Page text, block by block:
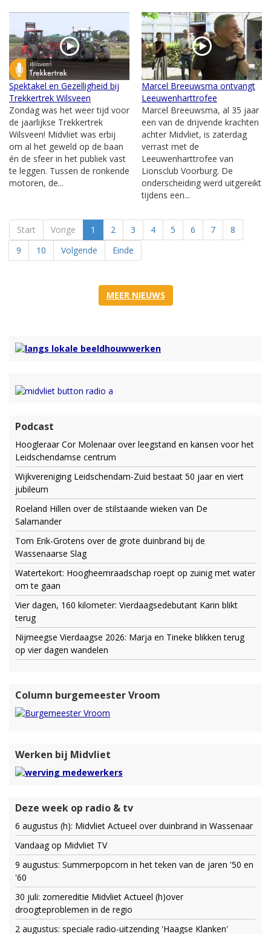
Spektakel en Gezelligheid bij
Trekkertrek Wilsveen
Zondag was het weer tijd voor
de jaarlijkse Trekkertrek
Wilsveen! Midvliet was erbij
om al het geweld op de baan
én de sfeer in het publiek vast
te leggen. Tussen de ronkende
motoren, de...
Marcel Breeuwsma ontvangt
Leeuwenharttrofee
Marcel Breeuwsma, al 35 jaar
een van de drijvende krachten
achter Midvliet, is zaterdag
verrast met de
Leeuwenharttrofee van
Lionsclub Voorburg. De
onderscheiding werd uitgereikt
tijdens een...
Start Vorige 1 2 3 4 5 6 7
8
9
10 Volgende Einde
MEER NIEUWS
Podcast
Hoogleraar Cor Molenaar over leegstand en kansen voor het
Leidschendamse centrum
Wijkvereniging Leidschendam-Zuid bestaat 50 jaar en viert
jubileum
Roeland Hillen over de stilstaande wieken van De
Salamander
Tom Erik-Grotens over de grote duinbrand bij de
Wassenaarse Slag
Watertekort: Hoogheemraadschap roept op zuinig met water
om te gaan
Vier dagen, 160 kilometer: Vierdaagsedebutant Karin blikt
terug
Nijmeegse Vierdaagse 2026: Marja en Tineke blikken terug
op vier dagen wandelen
Column burgemeester Vroom
Werken bij Midvliet
Deze week op radio & tv
6 augustus (h): Midvliet Actueel over duinbrand in Wassenaar
Vandaag op Midvliet TV
9 augustus: Summerpopcorn in het teken van de jaren '50 en
'60
30 juli: zomereditie Midvliet Actueel (h)over
droogteproblemen in de regio
2 augustus: speciale radio-uitzending 'Haagse Klanken'